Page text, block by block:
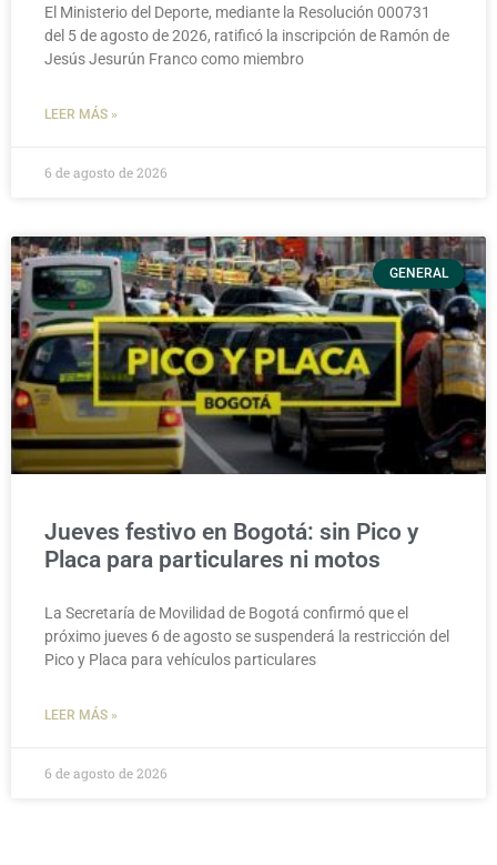
El Ministerio del Deporte, mediante la Resolución 000731
del 5 de agosto de 2026, ratificó la inscripción de Ramón de
Jesús Jesurún Franco como miembro
LEER MÁS »
6 de agosto de 2026
GENERAL
Jueves festivo en Bogotá: sin Pico y
Placa para particulares ni motos
La Secretaría de Movilidad de Bogotá confirmó que el
próximo jueves 6 de agosto se suspenderá la restricción del
Pico y Placa para vehículos particulares
LEER MÁS »
6 de agosto de 2026